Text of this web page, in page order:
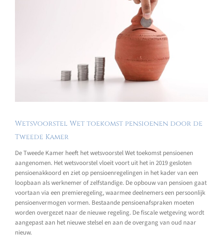
Wetsvoorstel Wet toekomst pensioenen door de
Tweede Kamer
De Tweede Kamer heeft het wetsvoorstel Wet toekomst pensioenen
aangenomen. Het wetsvoorstel vloeit voort uit het in 2019 gesloten
pensioenakkoord en ziet op pensioenregelingen in het kader van een
loopbaan als werknemer of zelfstandige. De opbouw van pensioen gaat
voortaan via een premieregeling, waarmee deelnemers een persoonlijk
pensioenvermogen vormen. Bestaande pensioenafspraken moeten
worden overgezet naar de nieuwe regeling. De fiscale wetgeving wordt
aangepast aan het nieuwe stelsel en aan de overgang van oud naar
nieuw.